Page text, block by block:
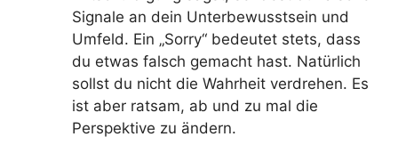
Signale an dein Unterbewusstsein und
Umfeld. Ein „Sorry“ bedeutet stets, dass
du etwas falsch gemacht hast. Natürlich
sollst du nicht die Wahrheit verdrehen. Es
ist aber ratsam, ab und zu mal die
Perspektive zu ändern.